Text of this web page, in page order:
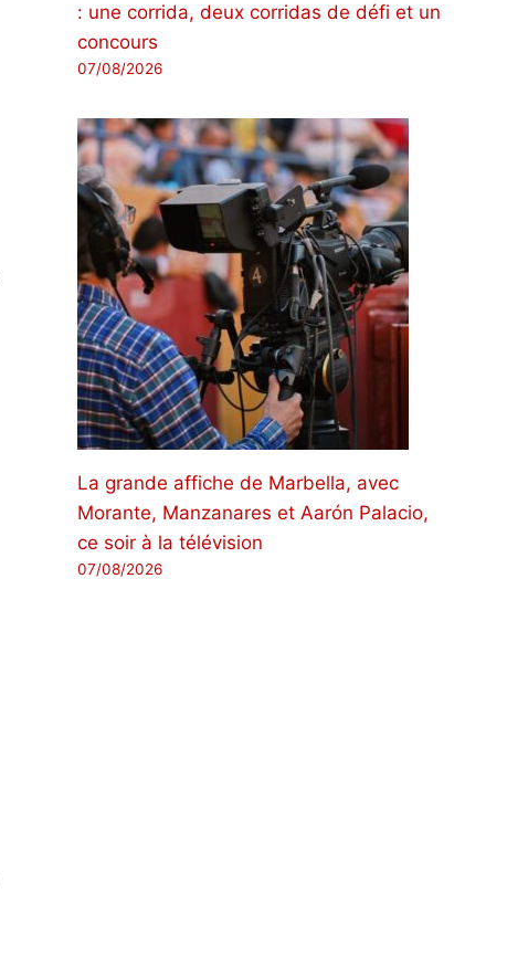
: une corrida, deux corridas de défi et un
concours
07/08/2026
La grande affiche de Marbella, avec
Morante, Manzanares et Aarón Palacio,
ce soir à la télévision
07/08/2026